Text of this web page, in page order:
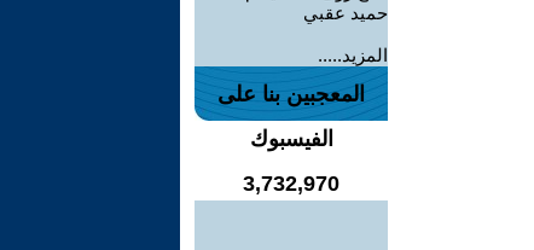
حميد عقبي
المزيد.....
المعجبين بنا على
الفيسبوك
3,732,970